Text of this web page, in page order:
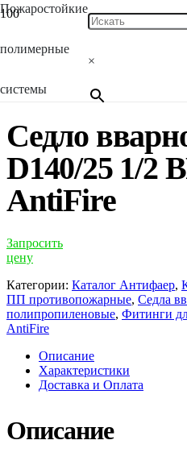
Пожаростойкие
полимерные
системы
×
Каталог/Фитинги для
противопожарные
/ Седло
AntiFire
Седло
D140/25 1/2
AntiFire
Запросить
цену
Категории: Каталог Антифаер,
ПП противопожарные, Седла
полипропиленовые, Фитинги
AntiFire
Описание
Характеристики
Доставка и Оплата
Описание